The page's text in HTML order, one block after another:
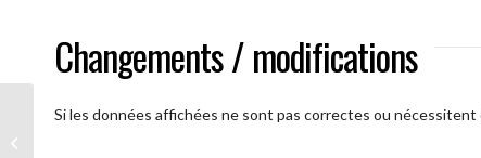
Changements / modifications
Si les données affichées ne sont pas correctes ou